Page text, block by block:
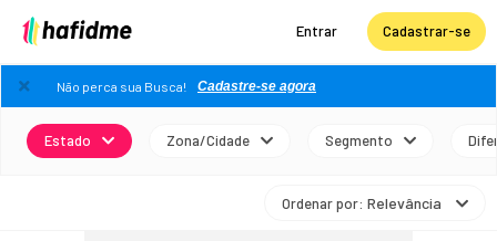
Entrar Cadastrar-se
Não perca sua Busca! Cadastre-se agora
Estado Zona/Cidade Segmento
Ordenar por: Relevância